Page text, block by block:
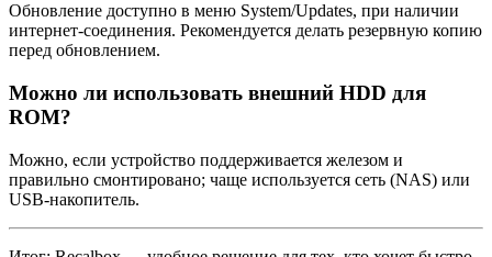
Обновление доступно в меню System/Updates, при наличии
интернет‑соединения. Рекомендуется делать резервную копию
перед обновлением.
Можно ли использовать внешний HDD для
ROM?
Можно, если устройство поддерживается железом и
правильно смонтировано; чаще используется сеть (NAS) или
USB‑накопитель.